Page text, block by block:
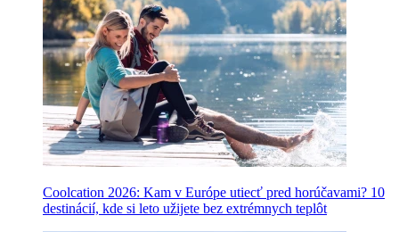
Coolcation 2026: Kam v Európe utiecť pred horúčavami? 10
destinácií, kde si leto užijete bez extrémnych teplôt